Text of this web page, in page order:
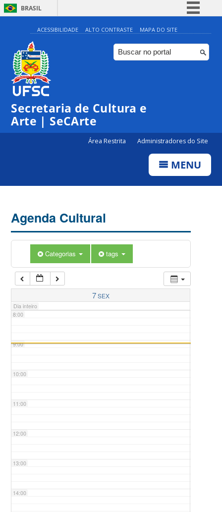
BRASIL
Simplifique!
Comunica BR
Participe
ACESSIBILIDADE ALTO CONTRASTE MAPA DO SITE
Secretaria de Cultura e
Arte | SeCArte
Área Restrita Administradores do Site
MENU
Agenda Cultural
Categorias tags
7SEX
Dia inteiro
0:00
1:00
5:00
7:00
8:00
9:00
10:00
11:00
12:00
13:00
14:00